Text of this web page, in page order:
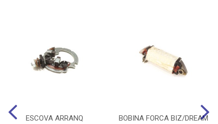
ESCOVA ARRANQ
BOBINA FORCA BIZ/DREAM